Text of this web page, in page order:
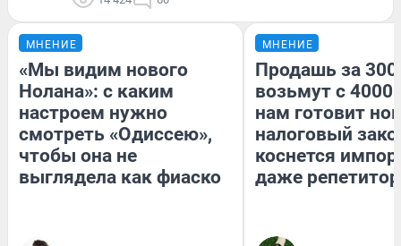
МНЕНИЕ
«Мы видим нового
Нолана»: с каким
настроем нужно
смотреть «Одиссею»,
чтобы она не
выглядела как фиаско
МНЕНИЕ
Продашь за
возьмут с
нам готовит
налоговый
коснется
даже